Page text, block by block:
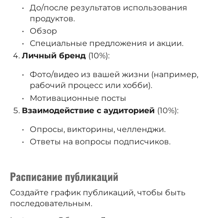
До/после результатов использования
продуктов.
Обзор
Специальные предложения и акции.
Личный бренд (10%):
Фото/видео из вашей жизни (например,
рабочий процесс или хобби).
Мотивационные посты
Взаимодействие с аудиторией (10%):
Опросы, викторины, челленджи.
Ответы на вопросы подписчиков.
Расписание публикаций
Создайте график публикаций, чтобы быть
последовательным.